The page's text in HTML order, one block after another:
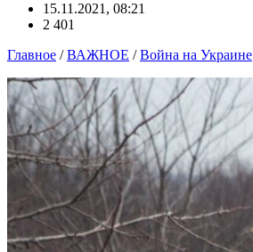
15.11.2021, 08:21
2 401
Главное /ВАЖНОЕ /Война на Украине